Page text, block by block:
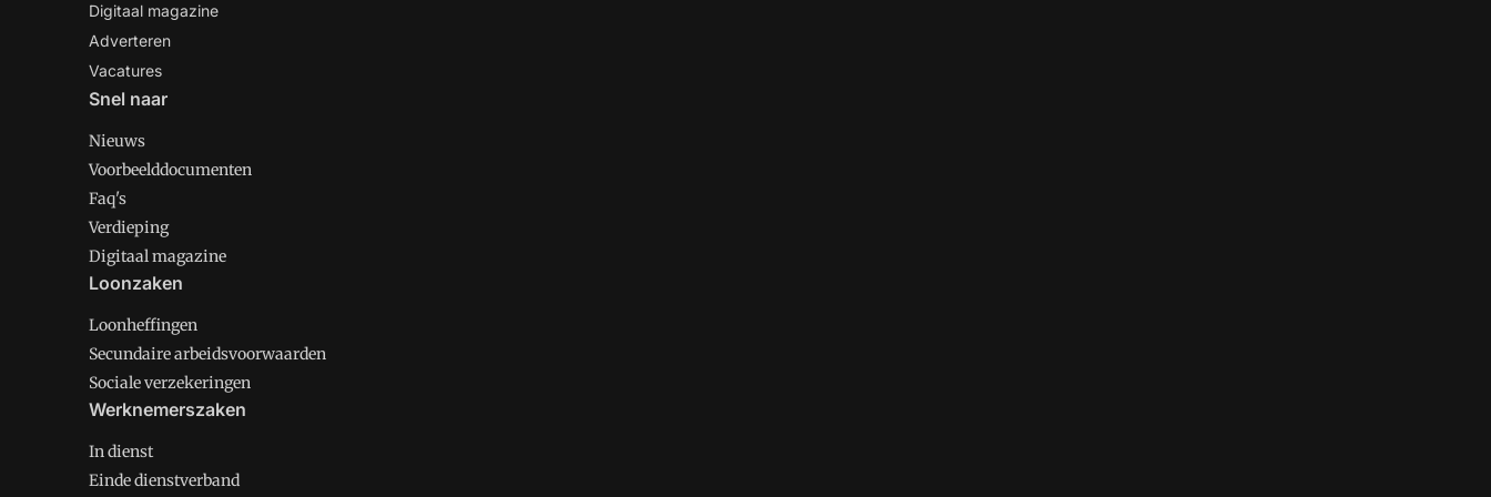
Digitaal magazine
Adverteren
Vacatures
Snel naar
Nieuws
Voorbeelddocumenten
Faq's
Verdieping
Digitaal magazine
Loonzaken
Loonheffingen
Secundaire arbeidsvoorwaarden
Sociale verzekeringen
Werknemerszaken
In dienst
Einde dienstverband